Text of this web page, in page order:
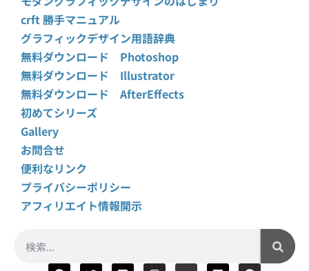
crft 勝手マニュアル
グラフィックデザイン用語辞典
無料ダウンロード Photoshop
無料ダウンロード Illustrator
無料ダウンロード AfterEffects
初めてシリーズ
Gallery
お問合せ
便利なリンク
プライバシーポリシー
アフィリエイト情報開示